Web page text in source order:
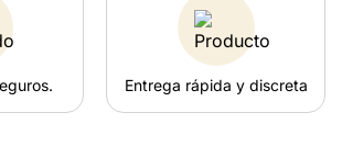
Entrega rápida y discreta